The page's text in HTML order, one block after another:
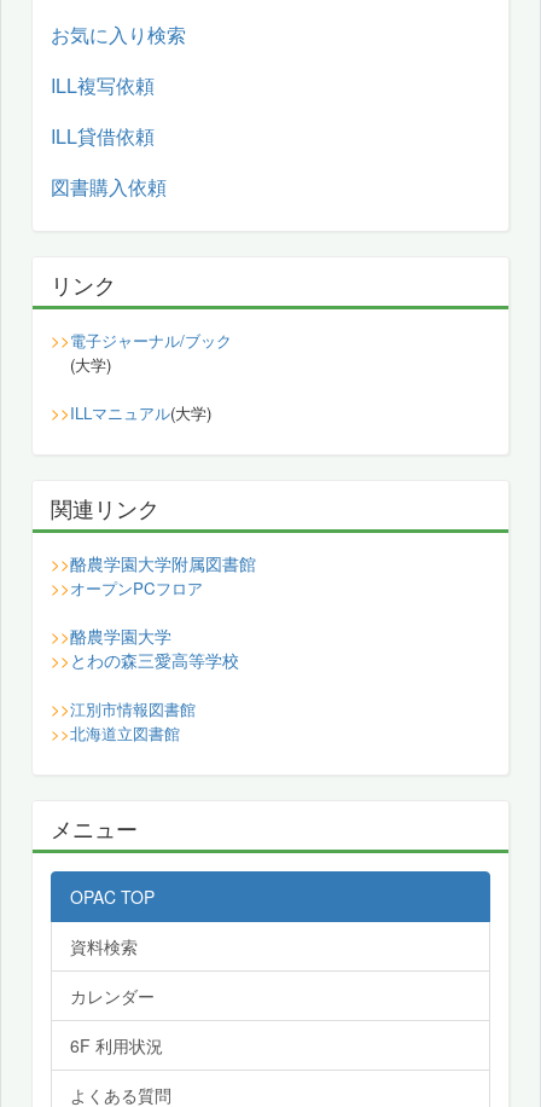
お気に入り検索
ILL複写依頼
ILL貸借依頼
図書購入依頼
リンク
>>電子ジャーナル/ブック
(大学)
>>ILLマニュアル(大学)
関連リンク
>>酪農学園大学附属図書館
>>オープンPCフロア
>>酪農学園大学
>> とわの森三愛高等学校
>>江別市情報図書館
>>北海道立図書館
メニュー
OPAC TOP
資料検索
カレンダー
6F 利用状況
よくある質問